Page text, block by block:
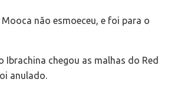
não esmoeceu, e foi para o
Ibrachina chegou as malhas do Red
anulado.